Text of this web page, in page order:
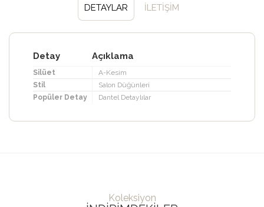
DETAYLAR İLETİŞİM
Detay Açıklama
Silüet
A-Kesim
Stil
Salon Düğünleri
Popüler Detay
Dantel Detaylılar
Koleksiyon